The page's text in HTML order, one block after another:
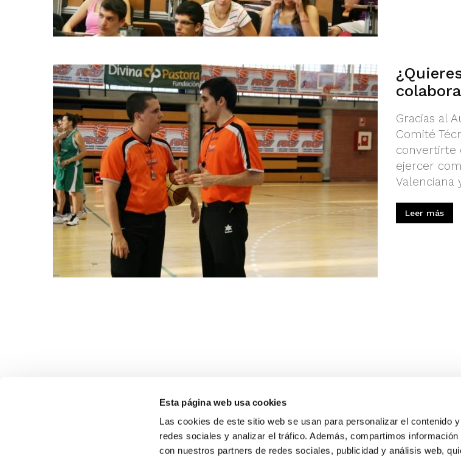
Esta página web usa cookies
Las cookies de este sitio web se usan para personalizar el contenido
redes sociales y analizar el tráfico. Además, compartimos
con nuestros partners de redes sociales, publicidad y análisis web,
Gracias al
Comité
convertirte
ejercer
Valenciana
Leer más